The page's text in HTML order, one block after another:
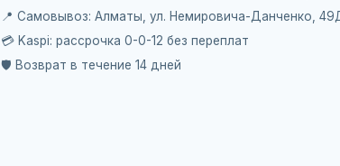
📍 Самовывоз: Алматы, ул. Немировича-Данченко,
💳 Kaspi: рассрочка 0-0-12 без переплат
🛡️ Возврат в течение 14 дней